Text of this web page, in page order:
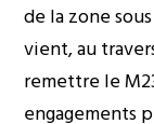
de la zone
vient, au
remettre le
engagements